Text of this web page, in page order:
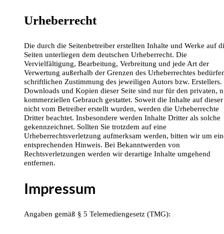
Urheberrecht
Die durch die Seitenbetreiber erstellten Inhalte und Werke auf
Seiten unterliegen dem deutschen Urheberrecht. Die
Vervielfältigung, Bearbeitung, Verbreitung und jede Art der
Verwertung außerhalb der Grenzen des Urheberrechtes
schriftlichen Zustimmung des jeweiligen Autors bzw. Erstellers.
Downloads und Kopien dieser Seite sind nur für den privaten,
kommerziellen Gebrauch gestattet. Soweit die Inhalte auf dieser
nicht vom Betreiber erstellt wurden, werden die Urheberrechte
Dritter beachtet. Insbesondere werden Inhalte Dritter als solche
gekennzeichnet. Sollten Sie trotzdem auf eine
Urheberrechtsverletzung aufmerksam werden, bitten wir um
entsprechenden Hinweis. Bei Bekanntwerden von
Rechtsverletzungen werden wir derartige Inhalte umgehend
entfernen.
Impressum
Angaben gemäß § 5 Telemediengesetz (TMG):